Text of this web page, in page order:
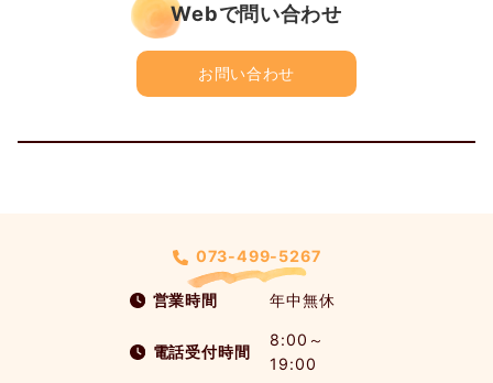
Webで問い合わせ
お問い合わせ
073-499-5267
営業時間 年中無休
電話受付時間
8:00～
19:00